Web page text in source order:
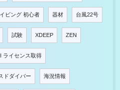
ビング 初心者 器材 台風22号
試験 XDEEP ZEN
ライセンス取得
ドダイバー 海況情報